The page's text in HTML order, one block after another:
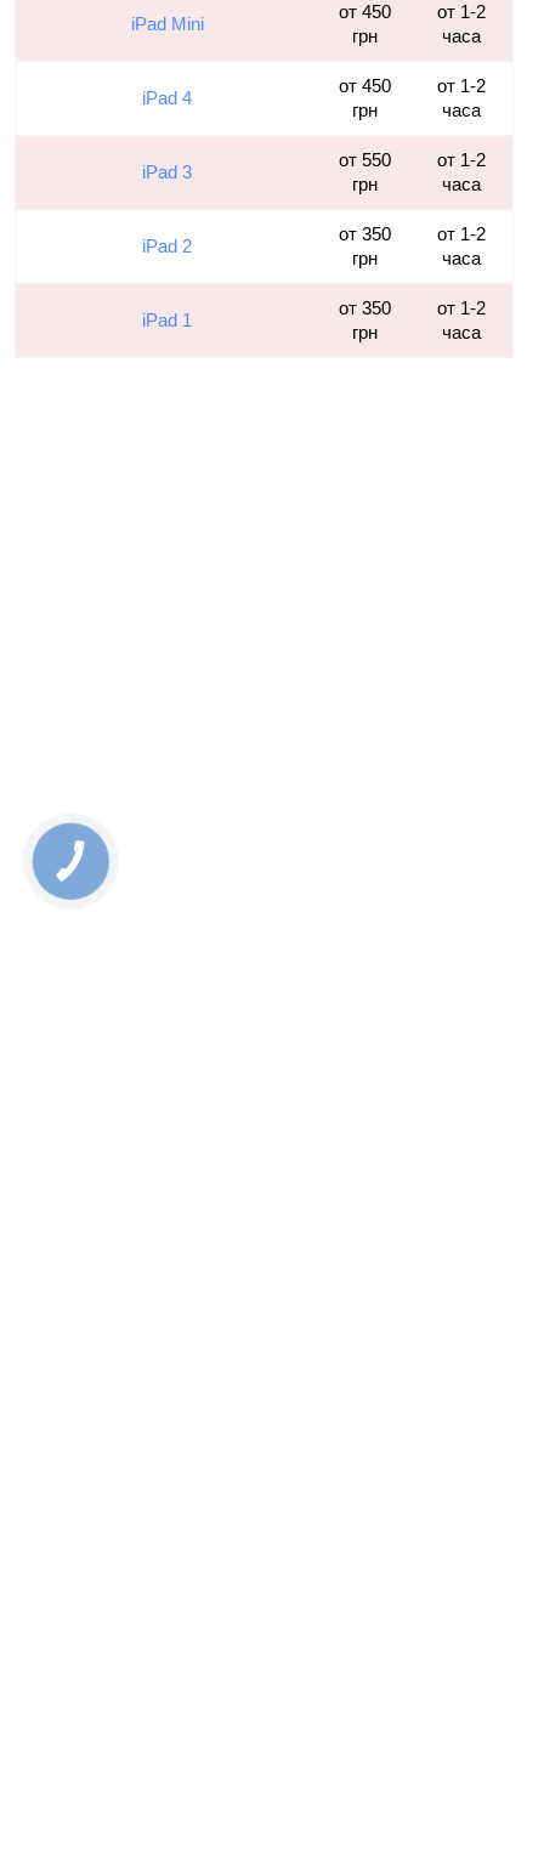
iPad Mini
от 450
грн
от 1-2
часа
iPad 4
от 450
грн
от 1-2
часа
iPad 3
от 550
грн
от 1-2
часа
iPad 2
от 350
грн
от 1-2
часа
iPad 1
от 350
грн
от 1-2
часа
КНОПКА
СВЯЗИ